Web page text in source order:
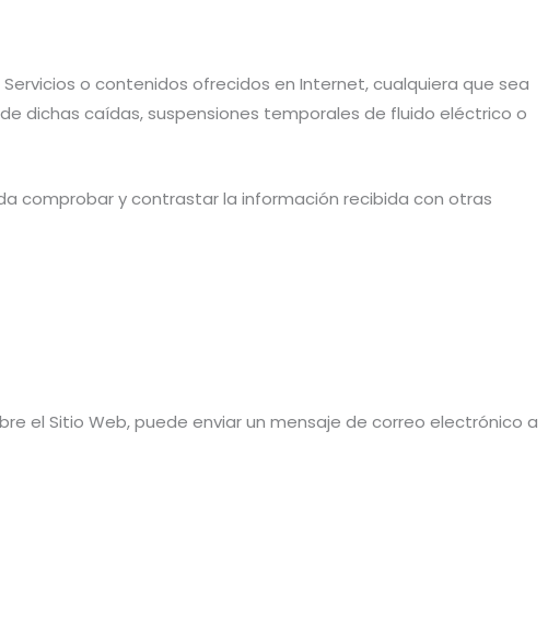
o contenidos ofrecidos en Internet, cualquiera que sea
dichas caídas, suspensiones temporales de fluido eléctrico o
comprobar y contrastar la información recibida con otras
el Sitio Web, puede enviar un mensaje de correo electrónico a